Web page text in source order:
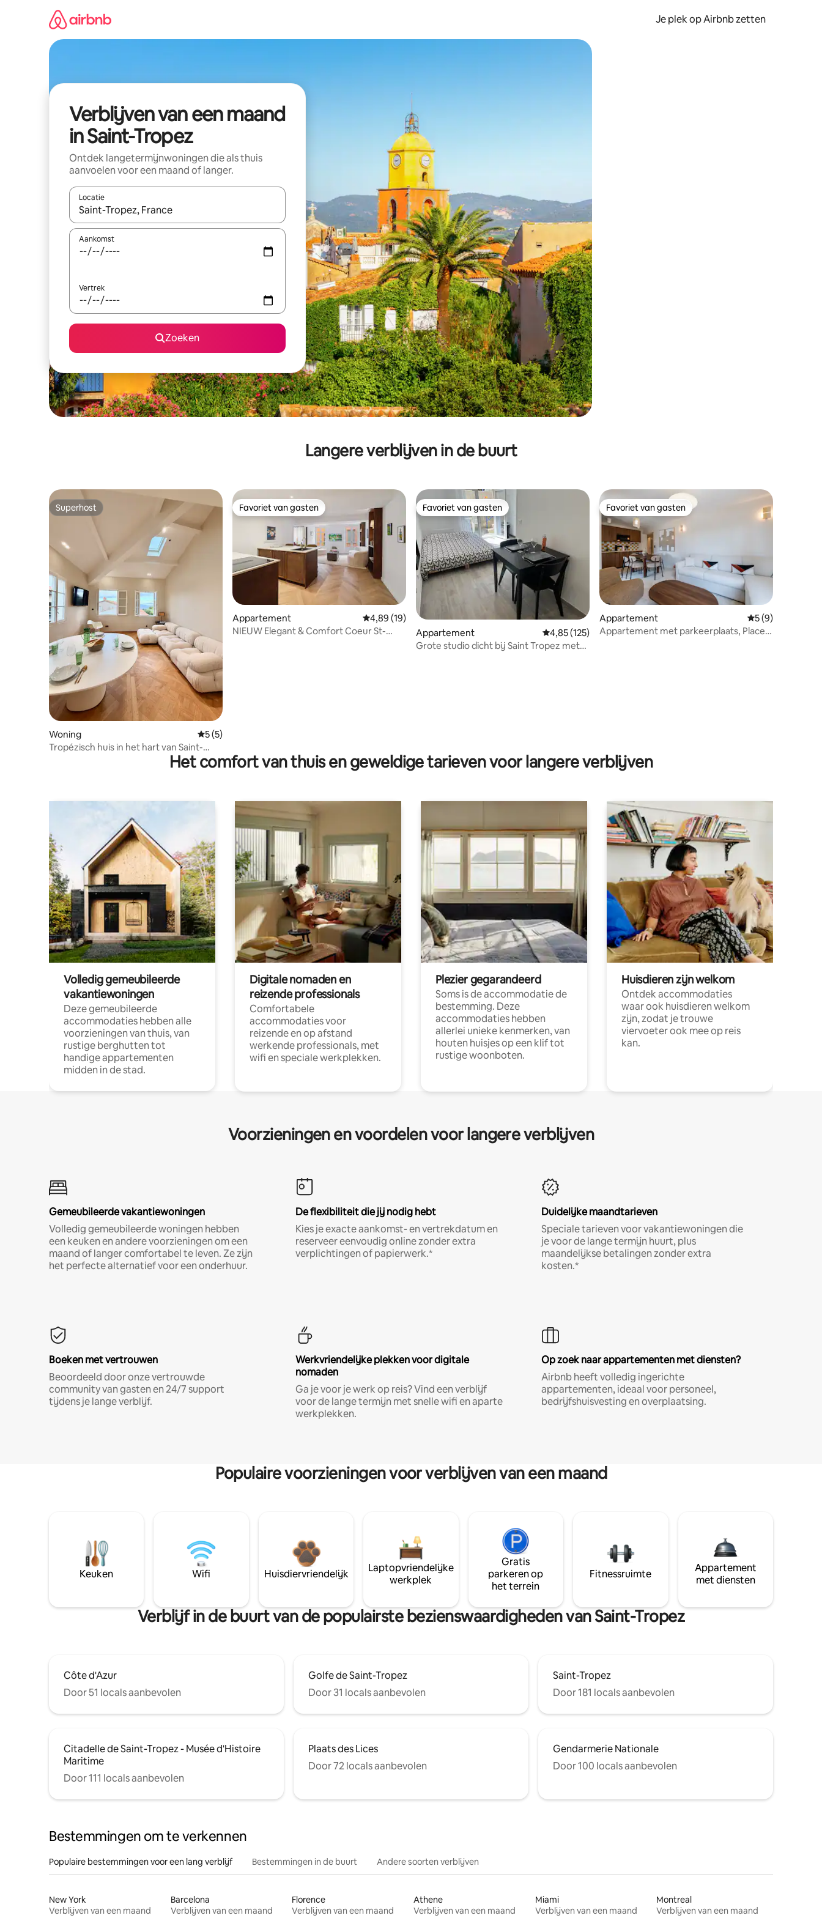
Je plek op Airbnb zetten
Verblijven van een maand
in Saint-Tropez
Ontdek langetermijnwoningen die als thuis
aanvoelen voor een maand of langer.
Locatie
Wanneer er resultaten beschikbaar zijn, maak je een keuze met je de pijltjestoetsen omhoog en omlaag, óf door te tikken of swipen.
Aankomst
Vertrek
Zoeken
Langere verblijven in de buurt
Superhost
Superhost
Woning Gemiddelde beoordeling van 5 op 5, 5 recensies
5 (5)
Tropézisch huis in het hart van Saint-
Favoriet van gasten
Favoriet van gasten
Appartement Gemiddelde beoordeling van 4,89 op 5, 19 recensies
4,89 (19)
NIEUW Elegant & Comfort Coeur St-
Favoriet van gasten
Favoriet van gasten
Appartement Gemiddelde beoordeling van 4,85 op 5, 125 recensies
4,85 (125)
Grote studio dicht bij Saint Tropez met
Favoriet van gasten
Favoriet van gasten
Appartement Gemiddelde
5 (9)
Appartement met parkeerplaats, Places
Het comfort van thuis en geweldige tarieven voor langere verblijven
Volledig gemeubileerde
vakantiewoningen
Deze gemeubileerde
accommodaties hebben alle
voorzieningen van thuis, van
rustige berghutten tot
handige appartementen
midden in de stad.
Digitale nomaden en
reizende professionals
Comfortabele
accommodaties voor
reizende en op afstand
werkende professionals, met
wifi en speciale werkplekken.
Plezier gegarandeerd
Soms is de accommodatie de
bestemming. Deze
accommodaties hebben
allerlei unieke kenmerken, van
houten huisjes op een klif tot
rustige woonboten.
Huisdieren zijn welkom
Ontdek accommodaties
waar ook huisdieren welkom
zijn, zodat je trouwe
viervoeter ook mee op reis
kan.
Voorzieningen en voordelen voor langere verblijven
Gemeubileerde vakantiewoningen
Volledig gemeubileerde woningen hebben
een keuken en andere voorzieningen om een
maand of langer comfortabel te leven. Ze zijn
het perfecte alternatief voor een onderhuur.
De flexibiliteit die jij nodig hebt
Kies je exacte aankomst- en vertrekdatum en
reserveer eenvoudig online zonder extra
verplichtingen of papierwerk.*
Duidelijke maandtarieven
Speciale tarieven voor vakantiewoningen die
je voor de lange termijn huurt, plus
maandelijkse betalingen zonder extra
kosten.*
Boeken met vertrouwen
Beoordeeld door onze vertrouwde
community van gasten en 24/7 support
tijdens je lange verblijf.
Werkvriendelijke plekken voor digitale
nomaden
Ga je voor je werk op reis? Vind een verblijf
voor de lange termijn met snelle wifi en aparte
werkplekken.
Op zoek naar appartementen met diensten?
Airbnb heeft volledig ingerichte
appartementen, ideaal voor personeel,
bedrijfshuisvesting en overplaatsing.
Populaire voorzieningen voor verblijven van een maand
Keuken Wifi Huisdiervriendelijk
Laptopvriendelijke
werkplek
Gratis
parkeren op
het terrein
Fitnessruimte
Appartement
met diensten
Verblijf in de buurt van de populairste bezienswaardigheden van Saint-Tropez
Côte d'Azur
Door 51 locals aanbevolen
Golfe de Saint-Tropez
Door 31 locals aanbevolen
Saint-Tropez
Door 181 locals aanbevolen
Citadelle de Saint-Tropez - Musée d'Histoire
Maritime
Door 111 locals aanbevolen
Plaats des Lices
Door 72 locals aanbevolen
Gendarmerie Nationale
Door 100 locals aanbevolen
Bestemmingen om te verkennen
Populaire bestemmingen voor een lang verblijf Bestemmingen in de buurt Andere soorten verblijven
New York
Verblijven van een maand
Barcelona
Verblijven van een maand
Florence
Verblijven van een maand
Athene
Verblijven van een maand
Miami
Verblijven van een maand
Montreal
Verblijven van een maand